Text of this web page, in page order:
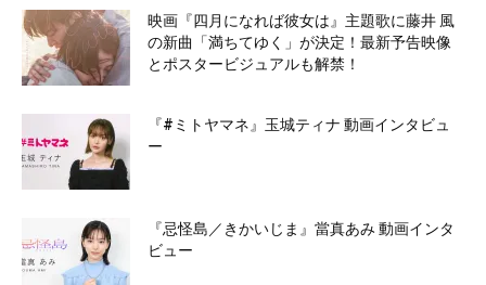
映画『四月になれば彼女は』主題歌に藤井 風
の新曲「満ちてゆく」が決定！最新予告映像
とポスタービジュアルも解禁！
『#ミトヤマネ』玉城ティナ 動画インタビュ
ー
『忌怪島／きかいじま』當真あみ 動画インタ
ビュー